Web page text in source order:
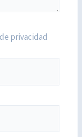
privacidad